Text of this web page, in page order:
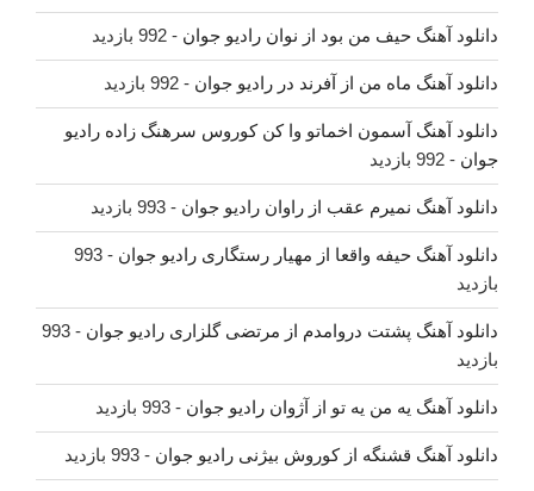
دانلود آهنگ حیف من بود از نوان رادیو جوان - 992 بازدید
دانلود آهنگ ماه من از آفرند در رادیو جوان - 992 بازدید
دانلود آهنگ آسمون اخماتو وا کن کوروس سرهنگ زاده رادیو
جوان - 992 بازدید
دانلود آهنگ نمیرم عقب از راوان رادیو جوان - 993 بازدید
دانلود آهنگ حیفه واقعا از مهیار رستگاری رادیو جوان
- 993
بازدید
دانلود آهنگ پشتت دروامدم از مرتضی گلزاری رادیو جوان
- 993
بازدید
دانلود آهنگ یه من یه تو از آژوان رادیو جوان - 993 بازدید
دانلود آهنگ قشنگه از کوروش بیژنی رادیو جوان - 993 بازدید